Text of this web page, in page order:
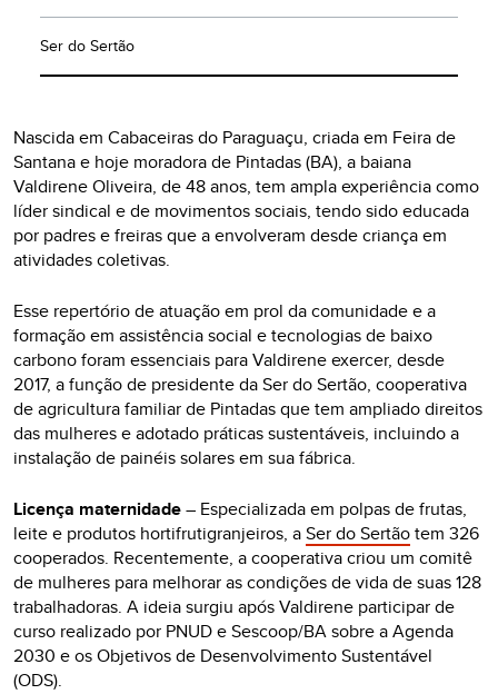
Ser do Sertão
Nascida em Cabaceiras do Paraguaçu, criada em Feira de
Santana e hoje moradora de Pintadas (BA), a baiana
Valdirene Oliveira, de 48 anos, tem ampla experiência como
líder sindical e de movimentos sociais, tendo sido educada
por padres e freiras que a envolveram desde criança em
atividades coletivas.
Esse repertório de atuação em prol da comunidade e a
formação em assistência social e tecnologias de baixo
carbono foram essenciais para Valdirene exercer, desde
2017, a função de presidente da Ser do Sertão, cooperativa
de agricultura familiar de Pintadas que tem ampliado direitos
das mulheres e adotado práticas sustentáveis, incluindo a
instalação de painéis solares em sua fábrica.
Licença maternidade– Especializada em polpas de frutas,
leite e produtos hortifrutigranjeiros, aSer do Sertãotem 326
cooperados. Recentemente, a cooperativa criou um comitê
de mulheres para melhorar as condições de vida de suas 128
trabalhadoras. A ideia surgiu após Valdirene participar de
curso realizado por PNUD e Sescoop/BA sobre a Agenda
2030 e os Objetivos de Desenvolvimento Sustentável
(ODS).